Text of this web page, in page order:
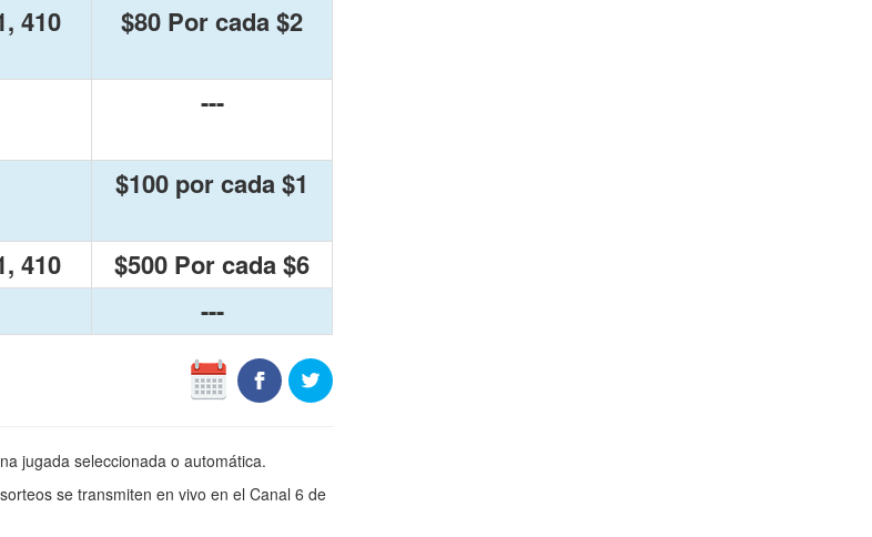
410 $80 Por cada $2
---
$100 por cada $1
410
$500 Por cada $6
---
jugada seleccionada o automática.
se transmiten en vivo en el Canal 6 de